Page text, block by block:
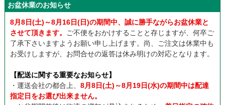
お盆休業のお知らせ
8月8日(土)～8月16日(日)の期間中、誠に勝手ながらお盆休業と
させて頂きます。
ご不便をおかけすることと存じますが、何卒ご
了承下さいますようお願い申し上げます。尚、ご注文は休業中も
お受けしますが、お問合せの返答は休み明けの対応となります。
【配送に関する重要なお知らせ】
・運送会社の都合上、 8月8日(土)～8月19日(水)の期間中は配達
指定日をお選び出来ません。